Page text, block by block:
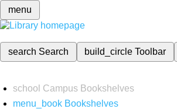
menu
search Search build_circleToolbar
school Campus Bookshelves
menu_book Bookshelves